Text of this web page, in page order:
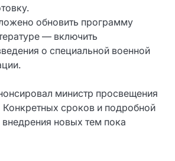
обновить программу
— включить
о специальной военной
министр просвещения
сроков и подробной
новых тем пока